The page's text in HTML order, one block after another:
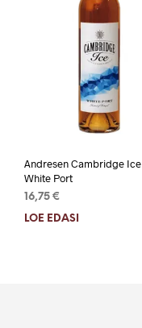
Andresen Cambridge Ice
White Port
16,75 €
LOE EDASI